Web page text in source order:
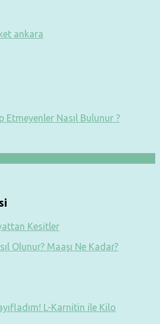
ankara
Etmeyenler Nasıl Bulunur ?
Kesitler
Olunur? Maaşı Ne Kadar?
L-Karnitin ile Kilo